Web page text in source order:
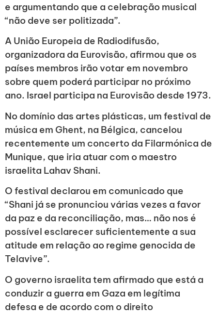
e argumentando que a celebração musical
“não deve ser politizada”.
A União Europeia de Radiodifusão,
organizadora da Eurovisão, afirmou que os
países membros irão votar em novembro
sobre quem poderá participar no próximo
ano. Israel participa na Eurovisão desde 1973.
No domínio das artes plásticas, um festival de
música em Ghent, na Bélgica, cancelou
recentemente um concerto da Filarmónica de
Munique, que iria atuar com o maestro
israelita Lahav Shani.
O festival declarou em comunicado que
“Shani já se pronunciou várias vezes a favor
da paz e da reconciliação, mas… não nos é
possível esclarecer suficientemente a sua
atitude em relação ao regime genocida de
Telavive”.
O governo israelita tem afirmado que está a
conduzir a guerra em Gaza em legítima
defesa e de acordo com o direito